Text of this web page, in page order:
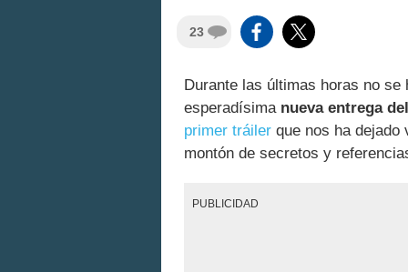
23
Durante las últimas horas no
esperadísimanueva entrega
primer tráiler que nos ha dejado
montón de secretos y
PUBLICIDAD